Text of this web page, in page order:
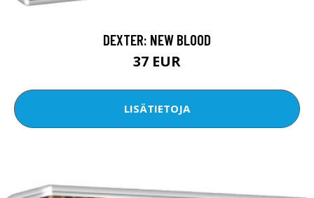
DEXTER: NEW BLOOD
37 EUR
LISÄTIETOJA